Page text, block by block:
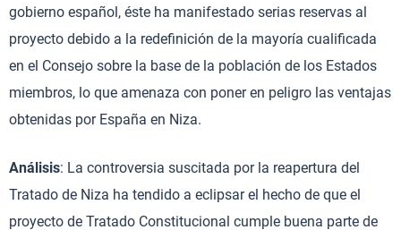
gobierno español, éste ha manifestado serias reservas al
proyecto debido a la redefinición de la mayoría cualificada
en el Consejo sobre la base de la población de los Estados
miembros, lo que amenaza con poner en peligro las ventajas
obtenidas por España en Niza.
Análisis: La controversia suscitada por la reapertura del
Tratado de Niza ha tendido a eclipsar el hecho de que el
proyecto de Tratado Constitucional cumple buena parte de